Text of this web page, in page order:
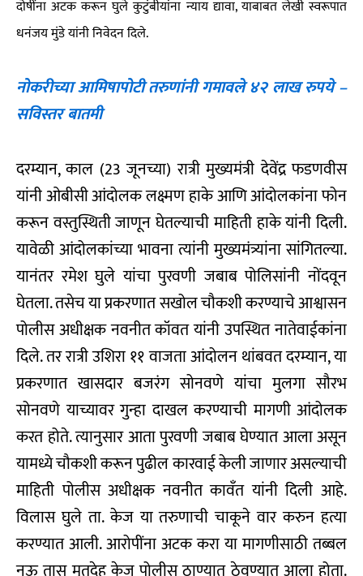
दोषींना अटक करून घुले कुटुंबीयांना न्याय द्यावा, याबाबत लेखी स्वरूपात
धनंजय मुंडे यांनी निवेदन दिले.
नोकरीच्या आमिषापोटी तरुणांनी गमावले ४२ लाख रुपये –
सविस्तर बातमी
दरम्यान, काल (23 जूनच्या) रात्री मुख्यमंत्री देवेंद्र फडणवीस
यांनी ओबीसी आंदोलक लक्ष्मण हाके आणि आंदोलकांना फोन
करून वस्तुस्थिती जाणून घेतल्याची माहिती हाके यांनी दिली.
यावेळी आंदोलकांच्या भावना त्यांनी मुख्यमंत्र्यांना सांगितल्या.
यानंतर रमेश घुले यांचा पुरवणी जबाब पोलिसांनी नोंदवून
घेतला. तसेच या प्रकरणात सखोल चौकशी करण्याचे आश्वासन
पोलीस अधीक्षक नवनीत कॉवत यांनी उपस्थित नातेवाईकांना
दिले. तर रात्री उशिरा ११ वाजता आंदोलन थांबवत दरम्यान, या
प्रकरणात खासदार बजरंग सोनवणे यांचा मुलगा सौरभ
सोनवणे याच्यावर गुन्हा दाखल करण्याची मागणी आंदोलक
करत होते. त्यानुसार आता पुरवणी जबाब घेण्यात आला असून
यामध्ये चौकशी करून पुढील कारवाई केली जाणार असल्याची
माहिती पोलीस अधीक्षक नवनीत कावँत यांनी दिली आहे.
विलास घुले ता. केज या तरुणाची चाकूने वार करुन हत्या
करण्यात आली. आरोपींना अटक करा या मागणीसाठी तब्बल